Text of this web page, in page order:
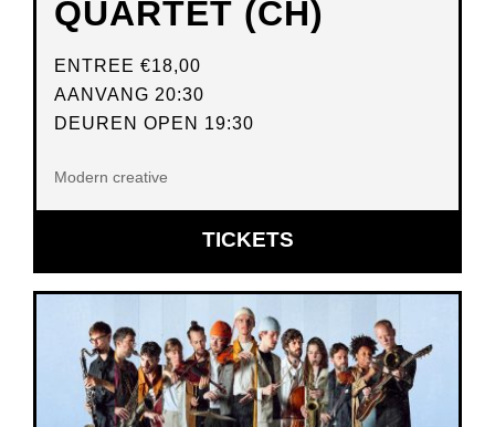
QUARTET (CH)
ENTREE €18,00
AANVANG 20:30
DEUREN OPEN 19:30
Modern creative
TICKETSOPENT
IN
VENSTER